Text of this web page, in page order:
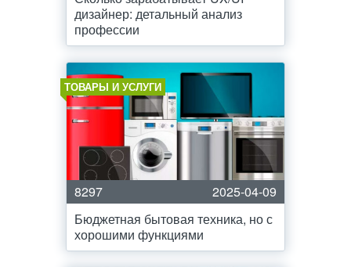
дизайнер: детальный анализ
профессии
ТОВАРЫ И УСЛУГИ
8297
2025-04-09
Бюджетная бытовая техника, но с
хорошими функциями